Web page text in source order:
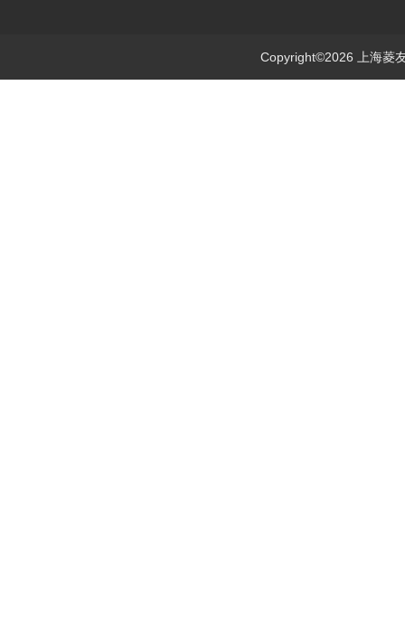
Copyright©2026 上海菱